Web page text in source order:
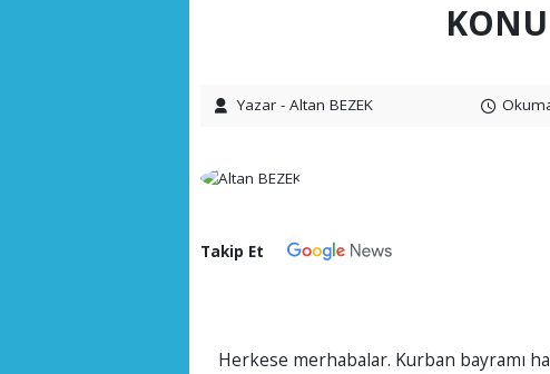
Yazar - Altan BEZEK
Takip Et
Herkese merhabalar. Kurban bayramı